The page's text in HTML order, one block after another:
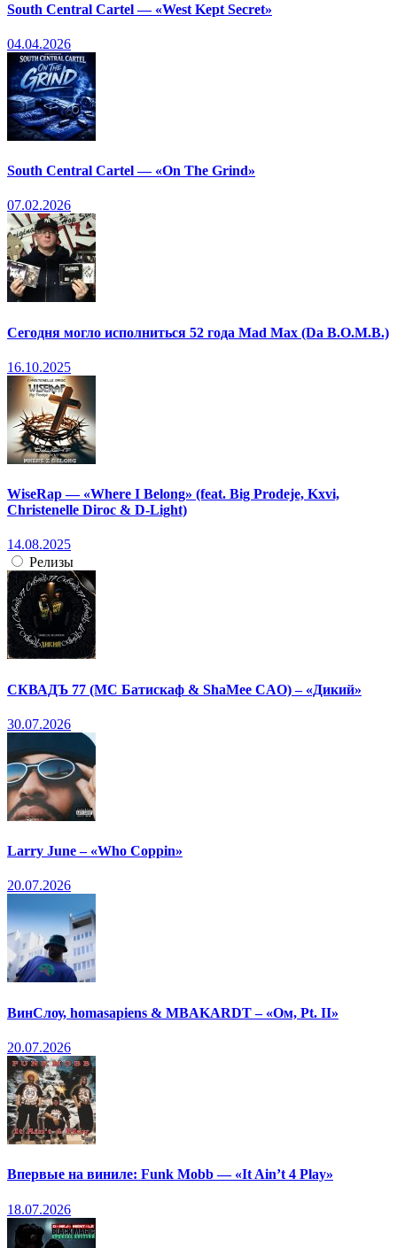
South Central Cartel — «West Kept Secret»
04.04.2026
South Central Cartel — «On The Grind»
07.02.2026
Сегодня могло исполниться 52 года Mad Max (Da B.O.M.B.)
16.10.2025
WiseRap — «Where I Belong» (feat. Big Prodeje, Kxvi,
Christenelle Diroc & D-Light)
14.08.2025
Релизы
СКВАДЪ 77 (МС Батискаф & ShaMee CAO) – «Дикий»
30.07.2026
Larry June – «Who Coppin»
20.07.2026
ВинСлоу, homasapiens & MBAKARDT – «Ом, Pt. II»
20.07.2026
Впервые на виниле: Funk Mobb — «It Ain’t 4 Play»
18.07.2026